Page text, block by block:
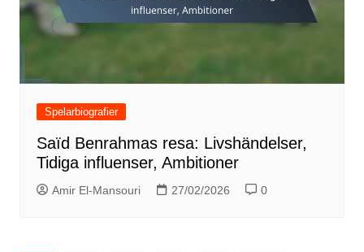
Spelarbiografier
Saïd Benrahmas resa: Livshändelser,
Tidiga influenser, Ambitioner
Amir El-Mansouri 27/02/2026 0